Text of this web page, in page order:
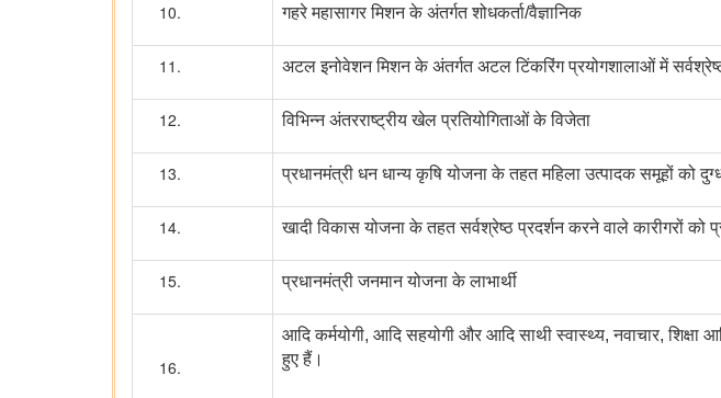
गहरे महासागर मिशन के अंतर्गत शोधकर्ता/वैज्ञानिक
अटल इनोवेशन मिशन के अंतर्गत अटल टिंकरिंग प्रयोगशालाओं में सर्वश्रेष्ठ
विभिन्न अंतरराष्ट्रीय खेल प्रतियोगिताओं के विजेता
प्रधानमंत्री धन धान्य कृषि योजना के तहत महिला उत्पादक समूहों को
खादी विकास योजना के तहत सर्वश्रेष्ठ प्रदर्शन करने वाले कारीगरों को
प्रधानमंत्री जनमान योजना के लाभार्थी
आदि कर्मयोगी, आदि सहयोगी और आदि साथी स्वास्थ्य, नवाचार,
हुए हैं।